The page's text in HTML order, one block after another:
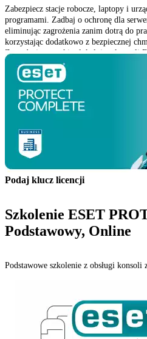
Zabezpiecz stacje robocze, laptopy i
programami. Zadbaj o ochronę dla
eliminując zagrożenia zanim dotrą do
korzystając dodatkowo z bezpiecznej
Zarządzaj wszystkim lokalnie z konsoli
Podaj klucz licencji
Szkolenie ESET
Podstawowy, Online
Podstawowe szkolenie z obsługi konsoli